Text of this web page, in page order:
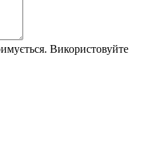
Використовуйте